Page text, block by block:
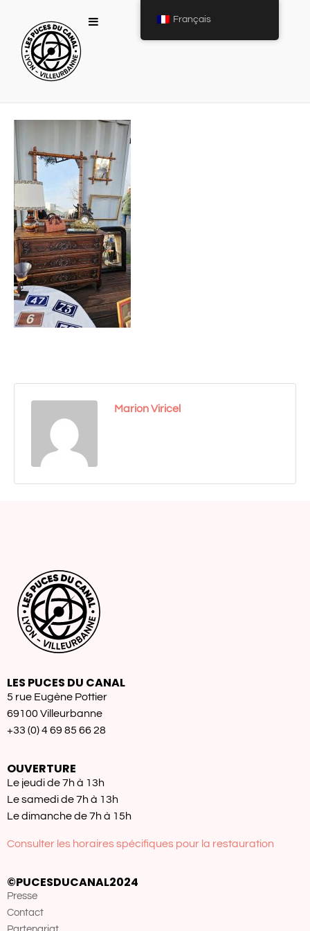
Marion Viricel
LES PUCES DU CANAL
5 rue Eugène Pottier
69100 Villeurbanne
+33 (0) 4 69 85 66 28
OUVERTURE
Le jeudi de 7h à 13h
Le samedi de 7h à 13h
Le dimanche de 7h à 15h
Consulter les horaires spécifiques pour la restauration
©PUCESDUCANAL2024
Presse
Contact
Français